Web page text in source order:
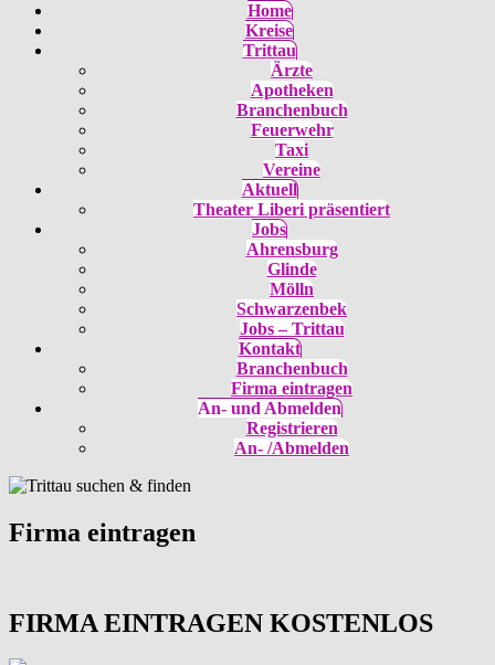
Home
Kreise
Trittau
Ärzte
Apotheken
Branchenbuch
Feuerwehr
Taxi
Vereine
Aktuell
Theater Liberi präsentiert
Jobs
Ahrensburg
Glinde
Mölln
Schwarzenbek
Jobs – Trittau
Kontakt
Branchenbuch
Firma eintragen
An- und Abmelden
Registrieren
An- /Abmelden
Firma eintragen
FIRMA EINTRAGEN KOSTENLOS